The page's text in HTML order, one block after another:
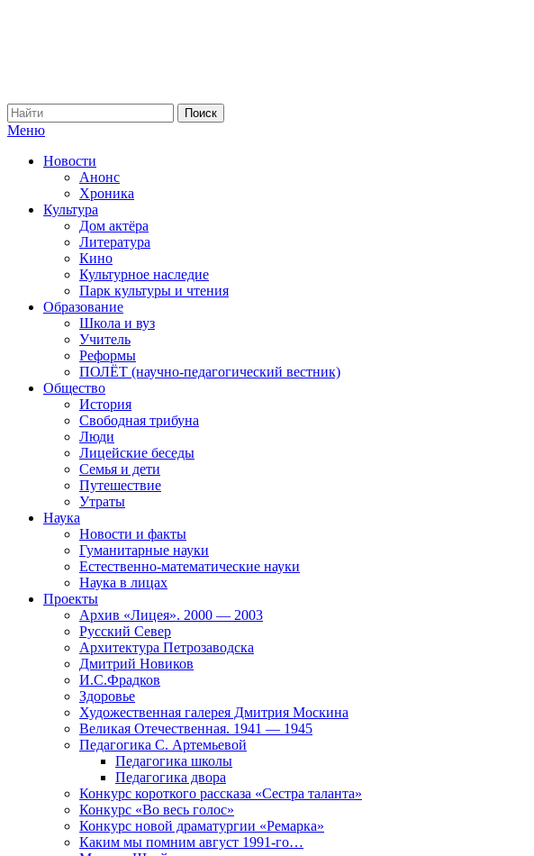
Меню
Новости
Анонс
Хроника
Культура
Дом актёра
Литература
Кино
Культурное наследие
Парк культуры и чтения
Образование
Школа и вуз
Учитель
Реформы
ПОЛЁТ (научно-педагогический вестник)
Общество
История
Свободная трибуна
Люди
Лицейские беседы
Семья и дети
Путешествие
Утраты
Наука
Новости и факты
Гуманитарные науки
Естественно-математические науки
Наука в лицах
Проекты
Архив «Лицея». 2000 — 2003
Русский Север
Архитектура Петрозаводска
Дмитрий Новиков
И.С.Фрадков
Здоровье
Художественная галерея Дмитрия Москина
Великая Отечественная. 1941 — 1945
Педагогика С. Артемьевой
Педагогика школы
Педагогика двора
Конкурс короткого рассказа «Сестра таланта»
Конкурс «Во весь голос»
Конкурс новой драматургии «Ремарка»
Каким мы помним август 1991-го…